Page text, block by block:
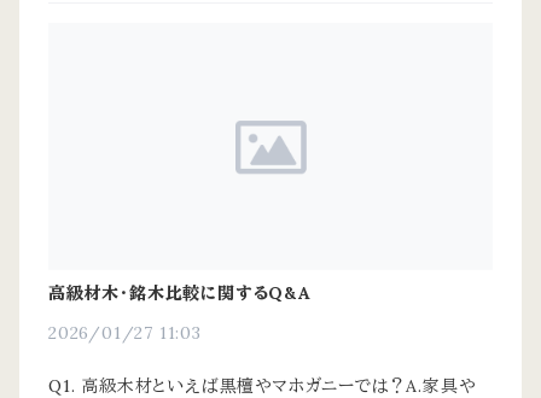
高級材木・銘木比較に関するQ&A
2026/01/27 11:03
Q1. 高級木材といえば黒檀やマホガニーでは？A.家具や